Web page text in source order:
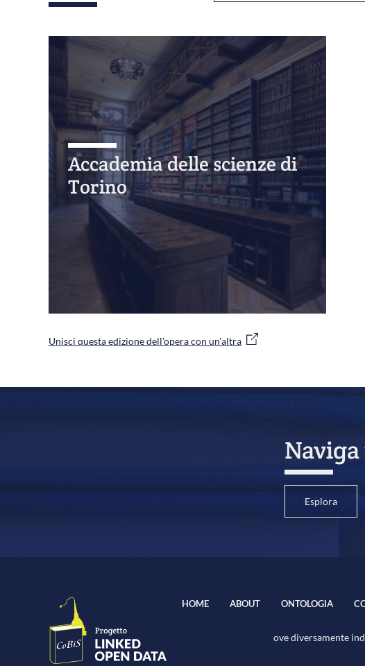
Accademia delle scienze di
Torino
Unisci questa edizione dell'opera con un'altra
Esplora
HOME ABOUT ONTOLOGIA
ove diversamente